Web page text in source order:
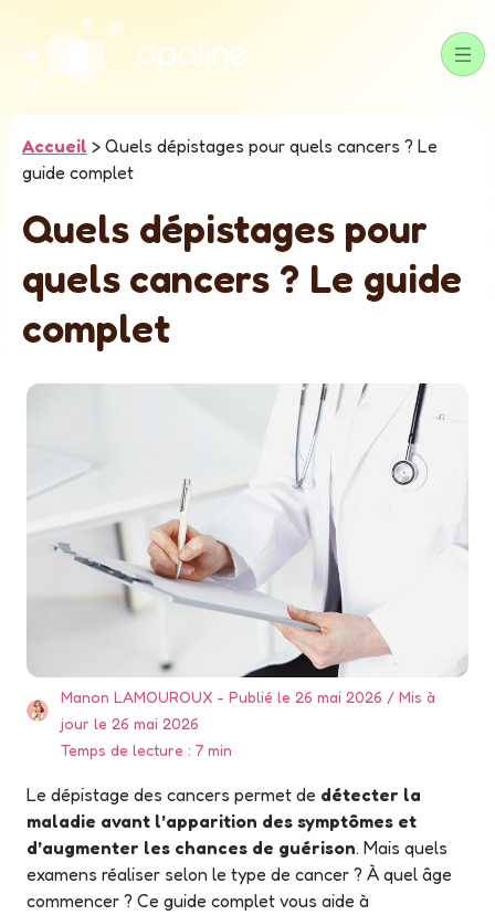
Accueil > Quels dépistages pour quels cancers ? Le
guide complet
Quels dépistages pour
quels cancers ? Le guide
complet
Manon LAMOUROUX Publié le 26 mai 2026
Mis à
jour le 26 mai 2026
Temps de lecture : 7 min
Le dépistage des cancers permet de détecter la
maladie avant l’apparition des symptômes et
d’augmenter les chances de guérison. Mais quels
examens réaliser selon le type de cancer ? À quel âge
commencer ? Ce guide complet vous aide à